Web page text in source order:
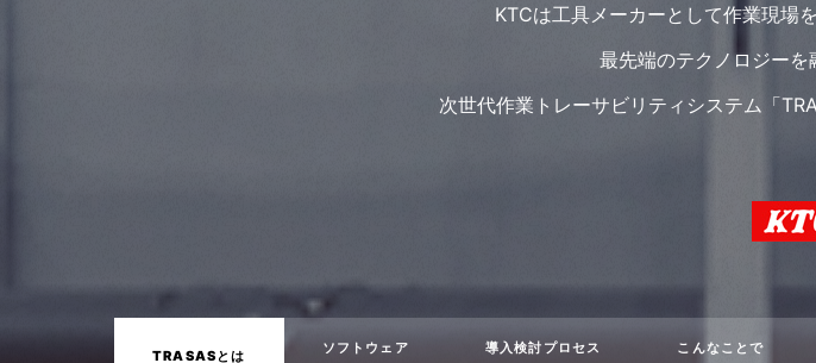
KTCは工具メーカーとして作業現場
最先端のテクノロジーを
次世代作業トレーサビリティシステム「
TRASASとは ソフトウェア 導入検討プロセス こんなことで